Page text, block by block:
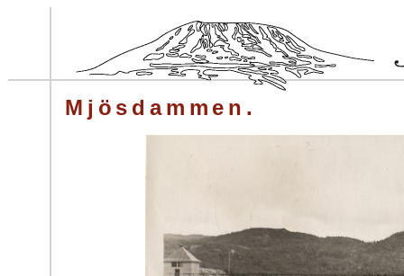
Mjösdammen.